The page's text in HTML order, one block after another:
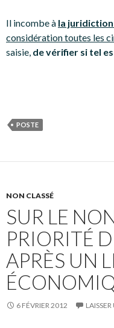
Il incombe à la
considération toutes les
saisie, de vérifier si tel
POSTE
NON CLASSÉ
SUR LE
PRIORITÉ
APRÈS UN
6 FÉVRIER 2012